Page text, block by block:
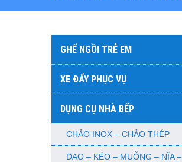
GHẾ NGỒI TRẺ EM
XE ĐẨY PHỤC VỤ
DỤNG CỤ NHÀ BẾP
CHẢO INOX – CHẢO THÉP
DAO – KÉO – MUỖNG – NĨA –